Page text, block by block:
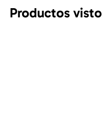
Productos